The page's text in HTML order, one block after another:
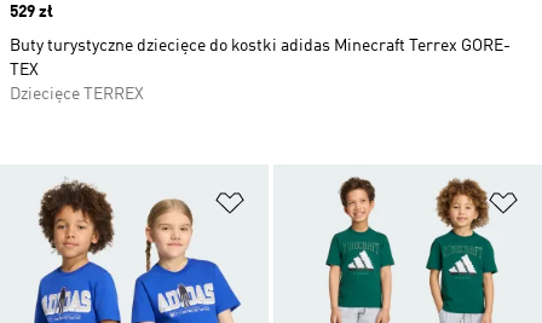
Dodaj do listy życzeń
Price
529 zł
Buty turystyczne dziecięce do kostki adidas Minecraft Terrex GORE-
TEX
Dziecięce TERREX